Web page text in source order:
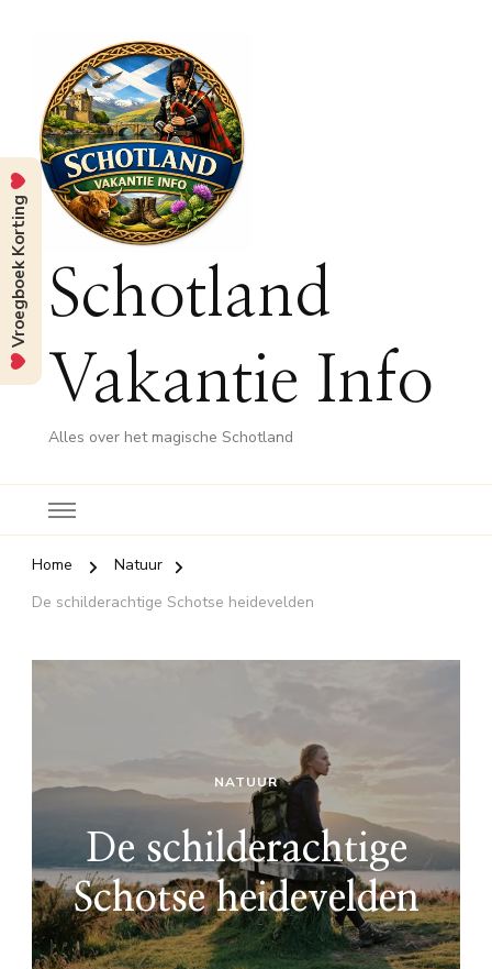
Schotland
Vakantie Info
Alles over het magische Schotland
Home
Natuur
De schilderachtige Schotse heidevelden
NATUUR
De schilderachtige
Schotse heidevelden
Vroegboek Korting